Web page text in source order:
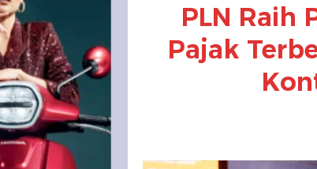
PLN Raih
Pajak